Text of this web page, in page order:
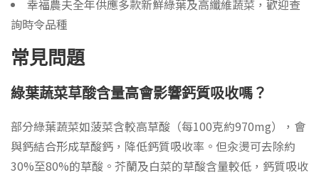
幸福農夫全年供應多款新鮮綠葉及高纖維蔬菜，歡迎查
詢時令品種
常見問題
綠葉蔬菜草酸含量高會影響鈣質吸收嗎？
部分綠葉蔬菜如菠菜含較高草酸（每100克約970mg），會
與鈣結合形成草酸鈣，降低鈣質吸收率。但汆燙可去除約
30%至80%的草酸。芥蘭及白菜的草酸含量較低，鈣質吸收